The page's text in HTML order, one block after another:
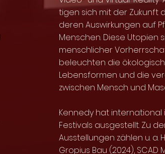
tigen sich mit der Zukunft
deren Auswirkungen auf
Menschen. Diese Utopien
menschlicher
beleuchten die
Lebensformen und die
zwischen Mensch und
Kennedy hat international
Festivals ausgestellt. Zu
Ausstellungen zählen u. a.
Gropius Bau (2024), SCAD